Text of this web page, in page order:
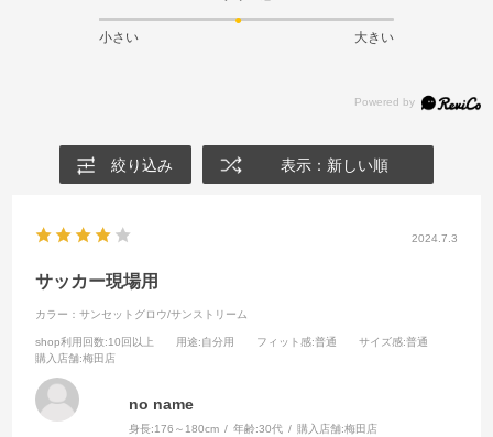
小さい 大きい
絞り込み 表示：新しい順
2024.7.3
サッカー現場用
カラー：サンセットグロウ/サンストリーム
shop利用回数:10回以上 用途:自分用 フィット感:普通 サイズ感:普通
購入店舗:梅田店
no name
身長:176～180cm 年齢:30代 購入店舗:梅田店